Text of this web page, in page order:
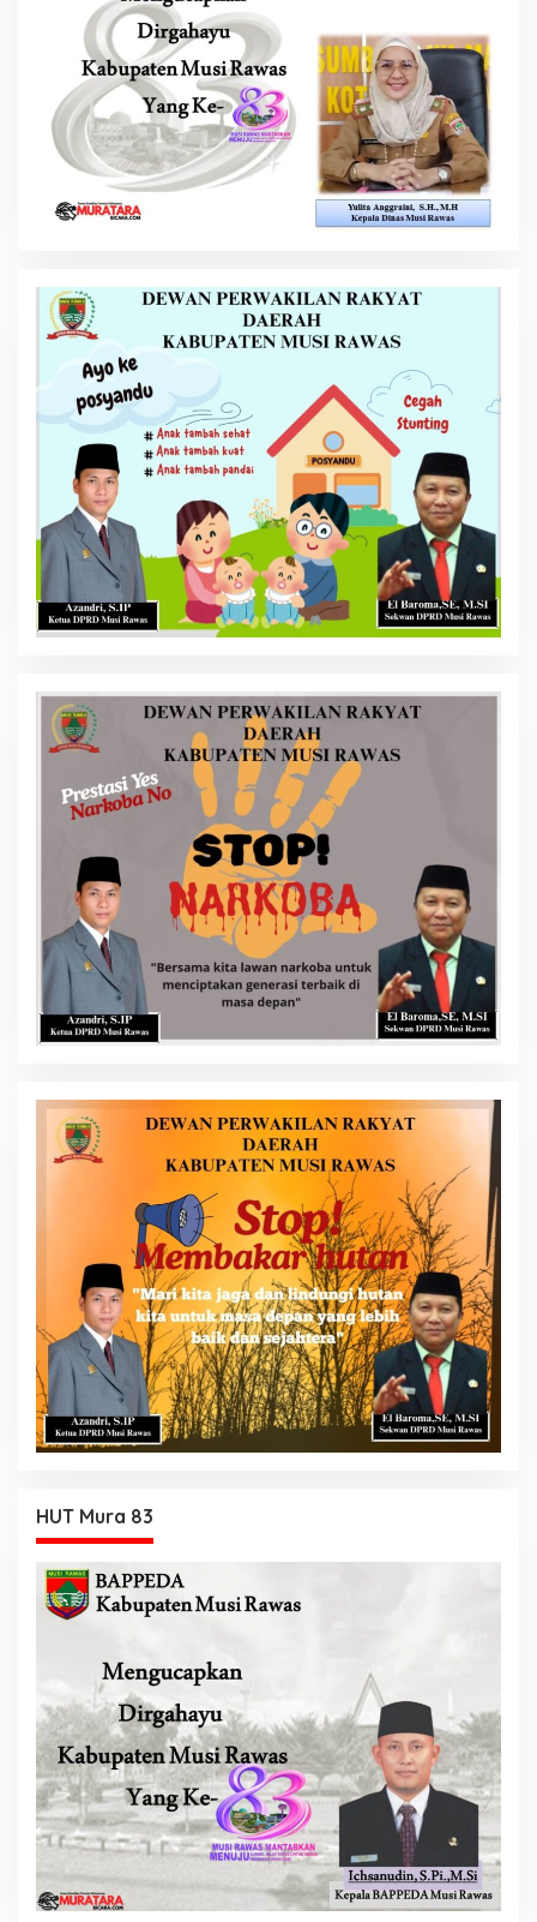
HUT Mura 83